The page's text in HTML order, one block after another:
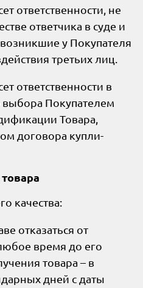
ответственности, не
ответчика в суде и
у Покупателя
третьих лиц.
ответственности в
выбора Покупателем
Товара,
договора купли-
качества:
отказаться от
время до его
товара – в
дней с даты